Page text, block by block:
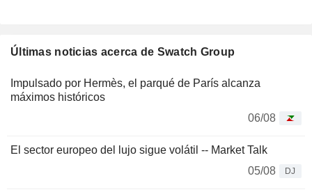
Últimas noticias acerca de Swatch Group
Impulsado por Hermès, el parqué de París alcanza
máximos históricos
06/08
El sector europeo del lujo sigue volátil -- Market Talk
05/08
DJ